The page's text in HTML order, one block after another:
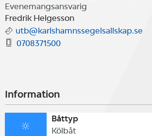
Evenemangsansvarig
Fredrik Helgesson
utb@karlshamnssegelsallskap.se
0708371500
Information
Båttyp
Kölbåt